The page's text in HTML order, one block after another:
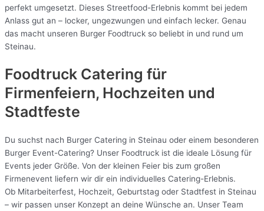
perfekt umgesetzt. Dieses Streetfood-Erlebnis kommt bei jedem
Anlass gut an – locker, ungezwungen und einfach lecker. Genau
das macht unseren Burger Foodtruck so beliebt in und rund um
Steinau.
Foodtruck Catering für
Firmenfeiern, Hochzeiten und
Stadtfeste
Du suchst nach Burger Catering in Steinau oder einem besonderen
Burger Event-Catering? Unser Foodtruck ist die ideale Lösung für
Events jeder Größe. Von der kleinen Feier bis zum großen
Firmenevent liefern wir dir ein individuelles Catering-Erlebnis.
Ob Mitarbeiterfest, Hochzeit, Geburtstag oder Stadtfest in Steinau
– wir passen unser Konzept an deine Wünsche an. Unser Team